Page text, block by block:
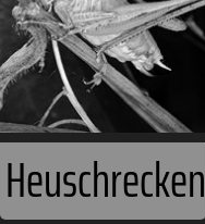
Heuschrecken